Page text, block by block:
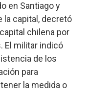
en Santiago y
la capital, decretó
chilena por
El militar indicó
de los
para
la medida o